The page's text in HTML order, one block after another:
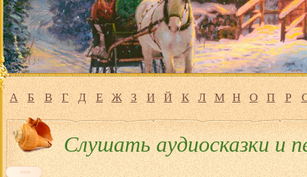
А Б В Г Д Е Ж З И Й К Л М Н О П Р
Слушать аудиосказки и